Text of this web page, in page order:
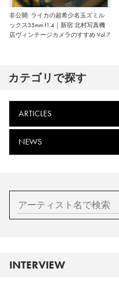
非公開: ライカの超希少名玉ズミル
ックス35mm f1.4｜新宿 北村写真機
店ヴィンテージカメラのすすめ Vol.7
カテゴリで探す
ARTICLES
NEWS
INTERVIEW